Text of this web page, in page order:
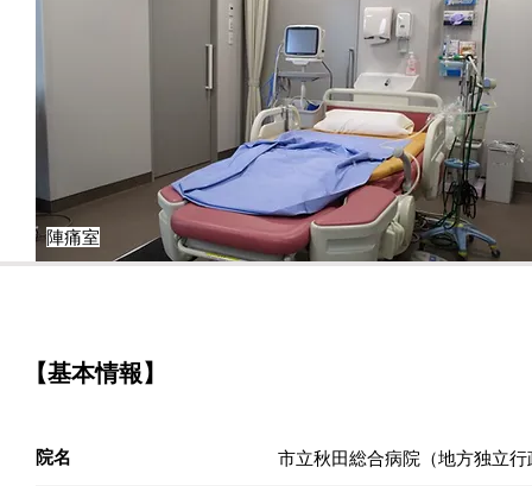
陣痛室
【基本情報】
院名 市立秋田総合病院（地方独立行